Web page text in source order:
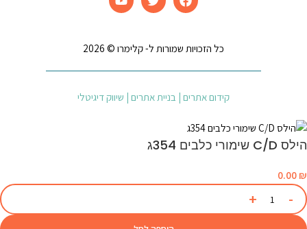
כל הזכויות שמורות ל- קלימרו © 2026
קידום אתרים | בניית אתרים | שיווק דיגיטלי
הילס C/D שימורי כלבים 354ג
0.00 ₪